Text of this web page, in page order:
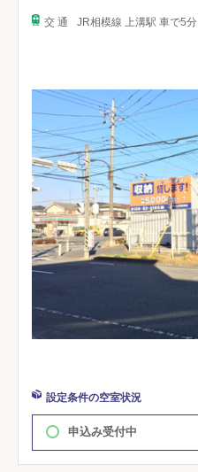
交 通 JR相模線 上溝駅 車で5分
設定条件の空室状況
申込み受付中